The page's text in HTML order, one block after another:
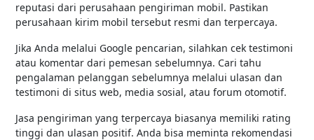
reputasi dari perusahaan pengiriman mobil. Pastikan
perusahaan kirim mobil tersebut resmi dan terpercaya.
Jika Anda melalui Google pencarian, silahkan cek testimoni
atau komentar dari pemesan sebelumnya. Cari tahu
pengalaman pelanggan sebelumnya melalui ulasan dan
testimoni di situs web, media sosial, atau forum otomotif.
Jasa pengiriman yang terpercaya biasanya memiliki rating
tinggi dan ulasan positif. Anda bisa meminta rekomendasi